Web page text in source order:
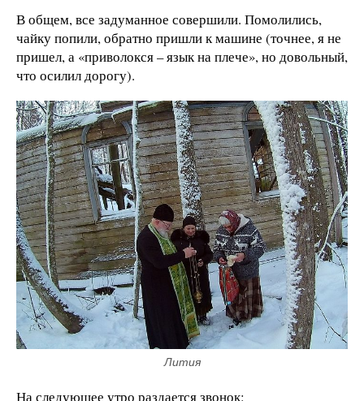
В общем, все задуманное совершили. Помолились,
чайку попили, обратно пришли к машине (точнее, я не
пришел, а «приволокся – язык на плече», но довольный,
что осилил дорогу).
Лития
На следующее утро раздается звонок: